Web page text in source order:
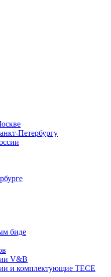
Петербургу
биде
V&B
и комплектующие TECE